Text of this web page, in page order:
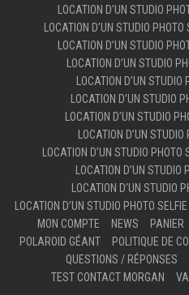
LOCATION D’UN STUDIO
LOCATION D’UN STUDIO
LOCATION D’UN STUDIO
LOCATION D’UN STUDIO
LOCATION D’UN STUDIO
LOCATION D’UN STUDIO
LOCATION D’UN STUDIO
LOCATION D’UN
LOCATION D’UN STUDIO
LOCATION D’UN STUDIO
LOCATION D’UN STUDIO
LOCATION D’UN STUDIO PHOTO
MON COMPTE
NEWS PANIER
POLAROID GÉANT
POLITIQUE DE
QUESTIONS / RÉPONSES
TEST CONTACT MORGAN